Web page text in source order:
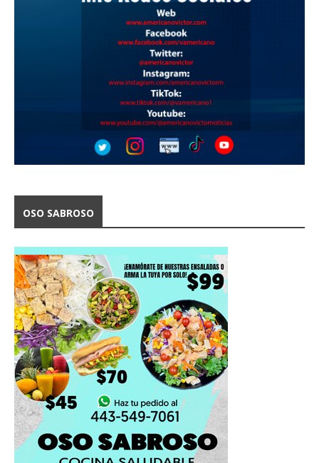
OSO SABROSO